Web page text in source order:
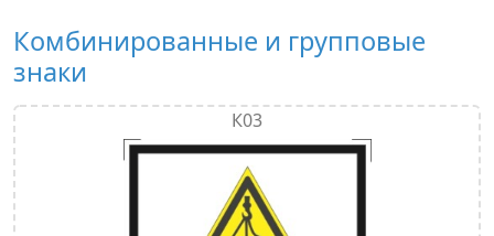
Комбинированные и групповые
знаки
К03